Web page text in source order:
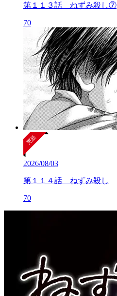
第１１３話 ねずみ殺し⑦
70
2026/08/03
第１１４話 ねずみ殺し
70